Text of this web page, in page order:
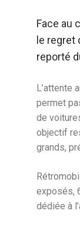
Face au
le
reporté
L’attente
permet
de
objectif
grands,
exposés,
dédiée à